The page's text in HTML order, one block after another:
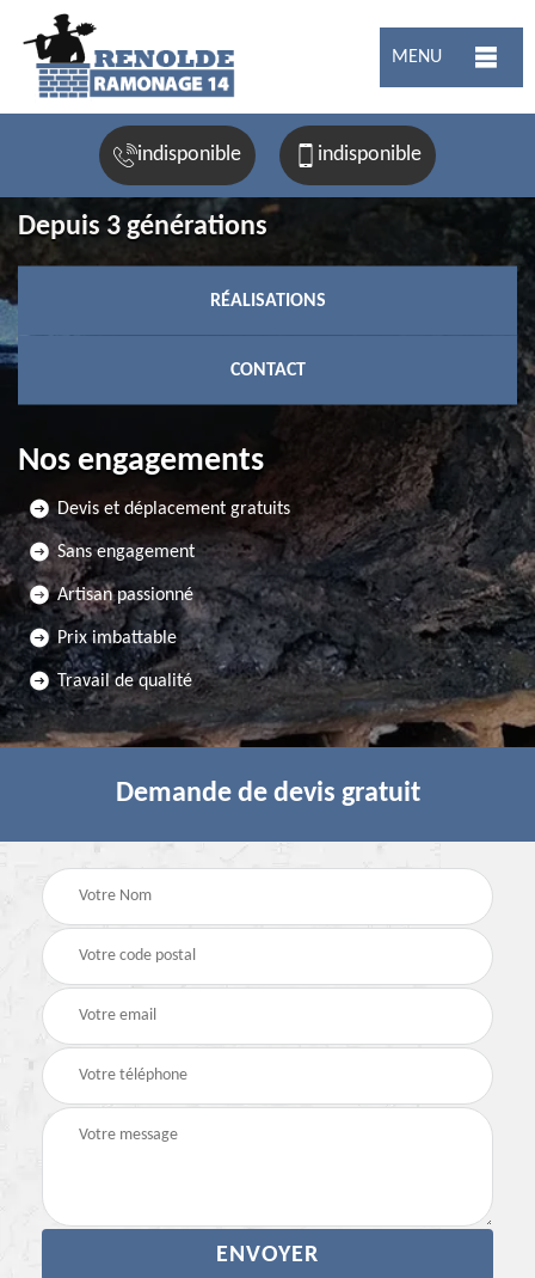
MENU
indisponible indisponible
Depuis 3 générations
RÉALISATIONS
CONTACT
Nos engagements
Devis et déplacement gratuits
Sans engagement
Artisan passionné
Prix imbattable
Travail de qualité
Demande de devis gratuit